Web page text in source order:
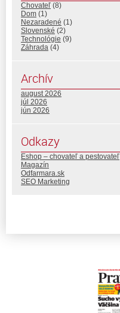
Chovateľ (8)
Dom (1)
Nezaradené (1)
Slovenské (2)
Technológie (9)
Záhrada (4)
Archív
august 2026
júl 2026
jún 2026
Odkazy
Eshop – chovateľ a pestovateľ
Magazín
Odfarmara.sk
SEO Marketing